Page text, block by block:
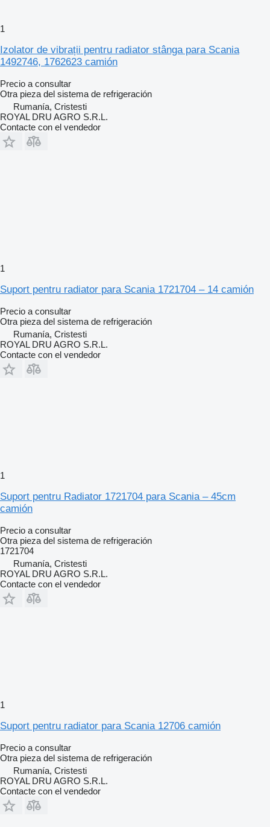
1
Izolator de vibrații pentru radiator stânga para Scania
1492746, 1762623 camión
Precio a consultar
Otra pieza del sistema de refrigeración
Rumanía, Cristesti
ROYAL DRU AGRO S.R.L.
Contacte con el vendedor
1
Suport pentru radiator para Scania 1721704 – 14 camión
Precio a consultar
Otra pieza del sistema de refrigeración
Rumanía, Cristesti
ROYAL DRU AGRO S.R.L.
Contacte con el vendedor
1
Suport pentru Radiator 1721704 para Scania – 45cm
camión
Precio a consultar
Otra pieza del sistema de refrigeración
1721704
Rumanía, Cristesti
ROYAL DRU AGRO S.R.L.
Contacte con el vendedor
1
Suport pentru radiator para Scania 12706 camión
Precio a consultar
Otra pieza del sistema de refrigeración
Rumanía, Cristesti
ROYAL DRU AGRO S.R.L.
Contacte con el vendedor